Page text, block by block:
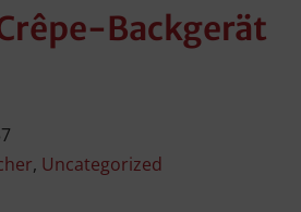
Backgerät
, Uncategorized